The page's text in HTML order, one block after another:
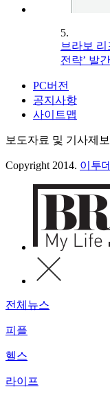
5.
브라보 리
전략’ 발간
PC버전
공지사항
사이트맵
보도자료 및 기사제보
Copyright 2014. 이투
전체뉴스
피플
헬스
라이프